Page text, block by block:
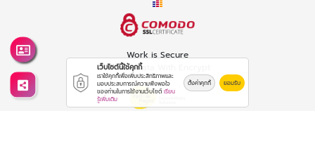
Work is Secure
Protect Data With Encrypt
เว็บไซต์นี้ใช้คุกกี้
เราใช้คุกกี้เพื่อเพิ่มประสิทธิภาพและ
มอบประสบการณ์ความพึงพอใจ
ของท่านในการใช้งานเว็บไซต์ เรียน
รู้เพิ่มเติม
ตั้งค่าคุกกี้ ยอมรับ